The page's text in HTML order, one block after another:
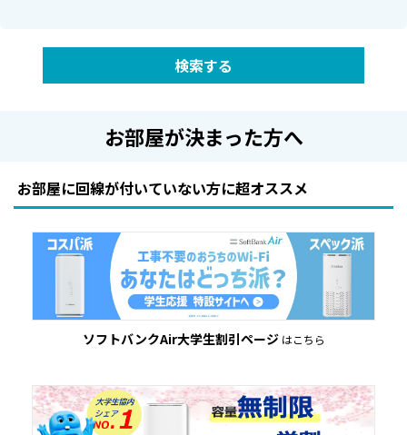
検索する
お部屋が決まった方へ
お部屋に回線が付いていない方に超オススメ
ソフトバンクAir大学生割引ページ はこちら